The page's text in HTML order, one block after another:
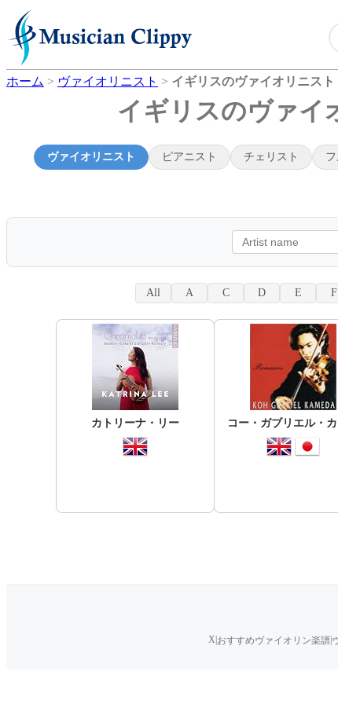
ホーム > ヴァイオリニスト > イギリスのヴァイオリニス
イギリスのヴァイ
ヴァイオリニスト ピアニスト チェリスト
All A C D E F
カトリーナ・リー コー・ガブリエル・
X| おすすめヴァイオリン楽譜|